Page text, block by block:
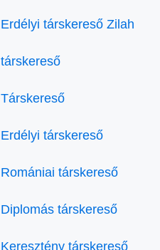
Erdélyi társkereső Zilah
társkereső
Társkereső
Erdélyi társkereső
Romániai társkereső
Diplomás társkereső
Keresztény társkereső